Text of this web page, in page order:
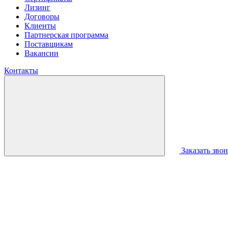
Лизинг
Договоры
Клиенты
Партнерская программа
Поставщикам
Вакансии
Контакты
Заказать